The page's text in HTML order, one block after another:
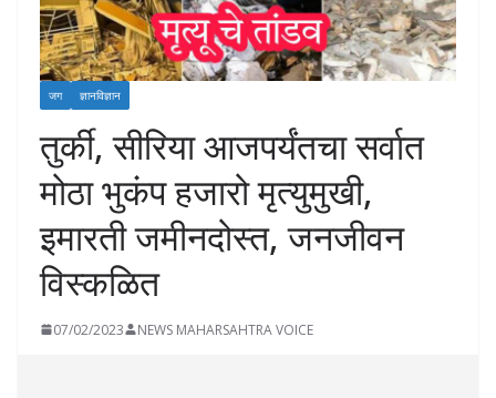
जग ज्ञानविज्ञान
तुर्की, सीरिया आजपर्यंतचा सर्वात
मोठा भुकंप हजारो मृत्युमुखी,
इमारती जमीनदोस्त, जनजीवन
विस्कळित
07/02/2023 NEWS MAHARSAHTRA VOICE